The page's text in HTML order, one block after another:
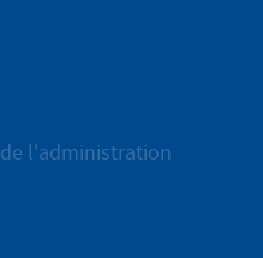
l'administration